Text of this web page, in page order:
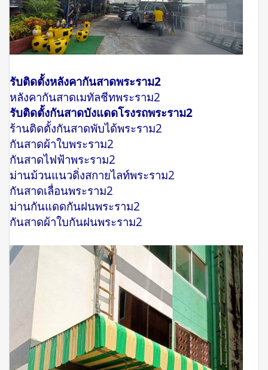
รับติดตั้งหลังคากันสาดพระราม2
หลังคากันสาดเมทัลชีทพระราม2
รับติดตั้งกันสาดบังแดดโรงรถพระราม2
ร้านติดตั้งกันสาดพับได้พระราม2
กันสาดผ้าใบพระราม2
กันสาดไฟฟ้าพระราม2
ม่านม้วนแนวดิ่งสกายไลท์พระราม2
กันสาดเลื่อนพระราม2
ม่านกันแดดกันฝนพระราม2
กันสาดผ้าใบกันฝนพระราม2